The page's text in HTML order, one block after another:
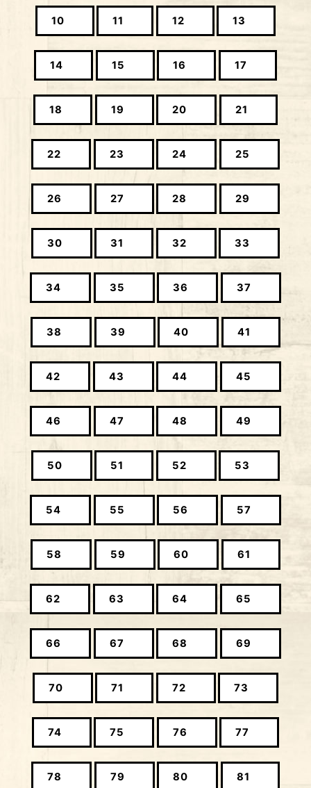
10 11 12 13
14 15 16 17
18 19 20 21
22 23 24 25
26 27 28 29
30 31 32 33
34 35 36 37
38 39 40 41
42 43 44 45
46 47 48 49
50 51 52 53
54 55 56 57
58 59 60 61
62 63 64 65
66 67 68 69
70 71 72 73
74 75 76 77
78 79 80 81